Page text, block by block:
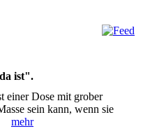
ist".
einer Dose mit grober
sein kann, wenn sie
mehr